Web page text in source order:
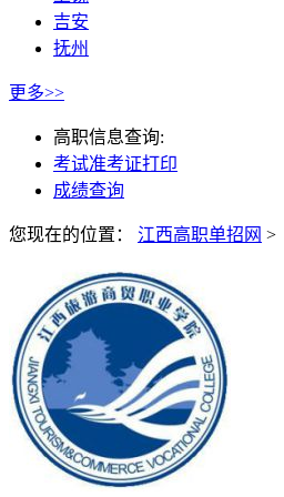
吉安
抚州
更多>>
高职信息查询:
考试准考证打印
成绩查询
您现在的位置： 江西高职单招网 >